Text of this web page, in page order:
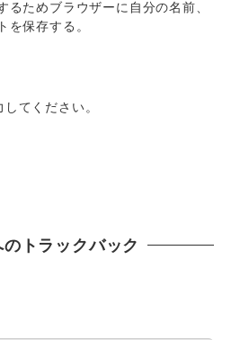
るためブラウザーに自分の名前、
を保存する。
てください。
トラックバック